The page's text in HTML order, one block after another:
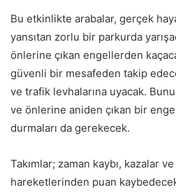
Bu etkinlikte arabalar, gerçek
yansıtan zorlu bir parkurda
önlerine çıkan engellerden
güvenli bir mesafeden takip
ve trafik levhalarına uyacak.
ve önlerine aniden çıkan bir
durmaları da gerekecek.
Takımlar; zaman kaybı, kazalar
hareketlerinden puan